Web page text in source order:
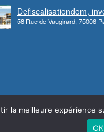
Defiscalisationdom,
l’immobilier neuf
58 Rue de Vaugirard, 75006
la meilleure
OK